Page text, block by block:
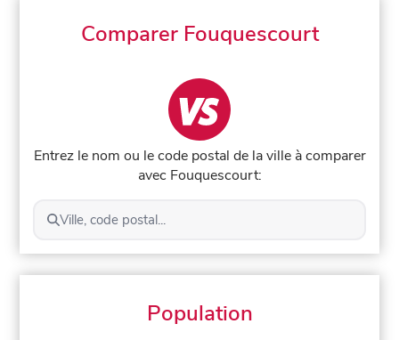
Comparer Fouquescourt
Entrez le nom ou le code postal de la ville à comparer
avec Fouquescourt:
Ville, code postal...
Population